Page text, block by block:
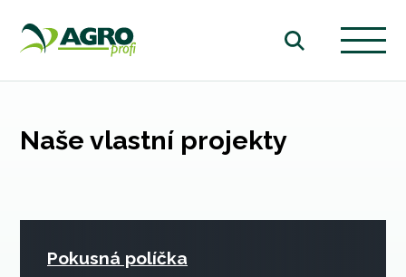
Naše vlastní projekty
Pokusná políčka